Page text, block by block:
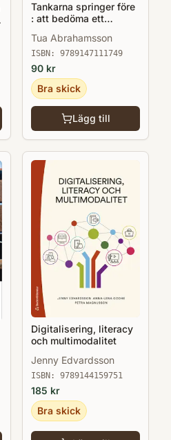
Tankarna springer före
: att bedöma ett
Tua Abrahamsson
ISBN: 9789147111749
90 kr
Bra skick
Lägg till
Digitalisering, literacy
och multimodalitet
Jenny Edvardsson
ISBN: 9789144159751
185 kr
Bra skick